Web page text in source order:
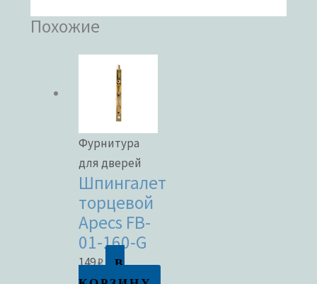
Похожие
Фурнитура
для дверей
Шпингалет
торцевой
Apecs FB-
01-160-G
149₽
В